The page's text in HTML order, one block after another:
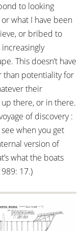
to looking
what I have been
or bribed to
This doesn’t have
than potentiality for
their
there, or in there.
of discovery :
when you get
version of
what the boats
17.)